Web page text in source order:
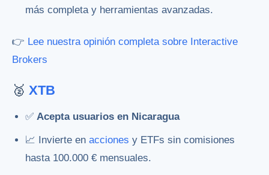
más completa y herramientas avanzadas.
👉 Lee nuestra opinión completa sobre Interactive
Brokers
🥈 XTB
✅ Acepta usuarios en Nicaragua
📈 Invierte enacciones y ETFs sin comisiones
hasta 100.000 € mensuales.